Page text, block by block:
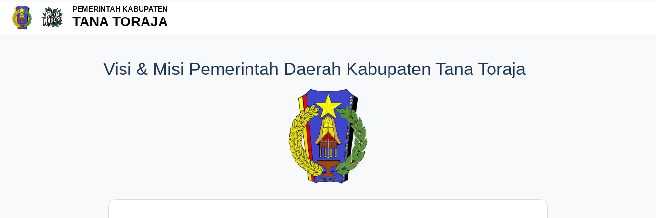
PEMERINTAH KABUPATEN
TANA TORAJA
Visi & Misi Pemerintah Daerah Kabupaten Tana Toraja